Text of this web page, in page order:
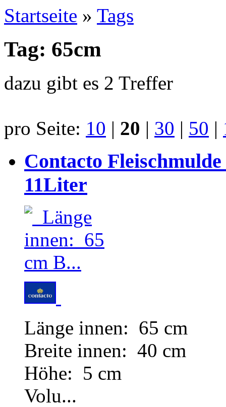
Startseite » Tags
Tag: 65cm
dazu gibt es 2 Treffer
pro Seite: 10 | 20 | 30 | 50 |
Contacto
11Liter
Länge innen: 65 cm
Breite innen: 40 cm
Höhe: 5 cm
Volu...